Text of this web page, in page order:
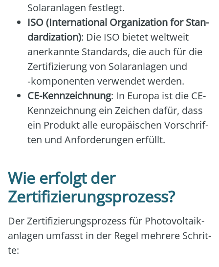
Solar­an­la­gen fest­legt.
ISO (Inter­na­tio­nal Orga­niza­ti­on for Stan­
dar­diza­ti­on): Die ISO bie­tet welt­weit
aner­kann­te Stan­dards, die auch für die
Zer­ti­fi­zie­rung von Solar­an­la­gen und
‑kom­po­nen­ten ver­wen­det wer­den.
CE-Kenn­zeich­nung: In Euro­pa ist die CE-
Kenn­zeich­nung ein Zei­chen dafür, dass
ein Pro­dukt alle euro­päi­schen Vor­schrif­
ten und Anfor­de­run­gen erfüllt.
Wie erfolgt der
Zertifizierungsprozess?
Der Zer­ti­fi­zie­rungs­pro­zess für Pho­to­vol­ta­ik­
an­la­gen umfasst in der Regel meh­re­re Schrit­
te: